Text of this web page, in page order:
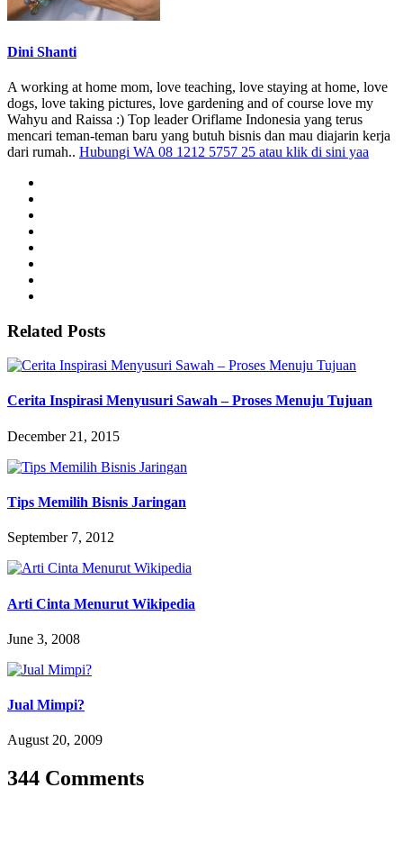
Dini Shanti
A working at home mom, love teaching, love staying at home, love
dogs, love taking pictures, love gardening and of course love my
Wahyu and Raissa :) Top leader Oriflame Indonesia yang terus
mencari teman-teman baru yang butuh bisnis dan mau diajarin kerja
dari rumah.. Hubungi WA 08 1212 5757 25 atau klik di sini yaa
Related Posts
Cerita Inspirasi Menyusuri Sawah – Proses Menuju Tujuan
December 21, 2015
Tips Memilih Bisnis Jaringan
September 7, 2012
Arti Cinta Menurut Wikipedia
June 3, 2008
Jual Mimpi?
August 20, 2009
344 Comments